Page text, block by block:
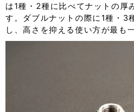
は1種・2種に比べてナットの厚
す。ダブルナットの際に1種・3
し、高さを抑える使い方が最も